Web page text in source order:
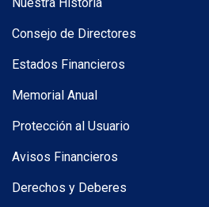
Consejo de Directores
Estados Financieros
Memorial Anual
Protección al Usuario
Avisos Financieros
Derechos y Deberes